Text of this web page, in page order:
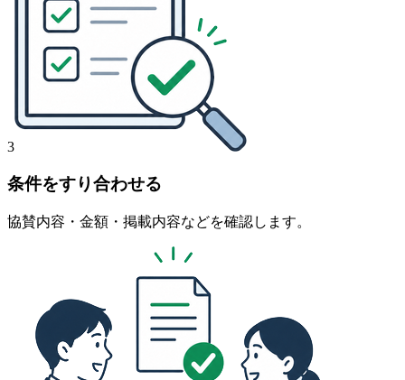
3
条件をすり合わせる
協賛内容・金額・掲載内容などを確認します。